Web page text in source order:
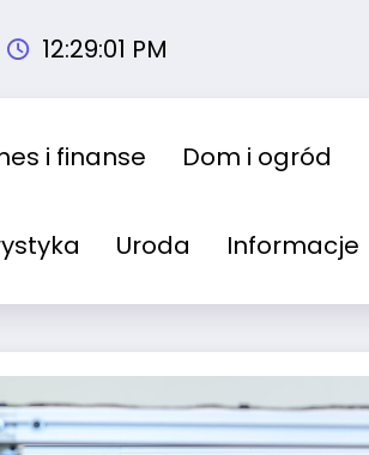
12:29:02 PM
i finanse Dom i ogród
Uroda Informacje